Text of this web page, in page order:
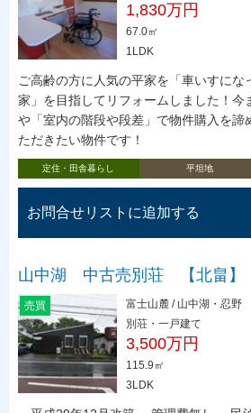
1,830万円
67.0㎡
1LDK
ご高齢の方に人気の平家を「車いすにな
家」を目指してリフォームしました！今
や「室内の階段や段差」で物件購入を諦
ただきたい物件です！
定住・田舎暮らし 平坦地
お問合せリストに追加する
山中湖 中古売別荘 【北畠】
売買
富士山麓 / 山中湖・忍野
別荘・一戸建て
3,500万円
115.9㎡
3LDK